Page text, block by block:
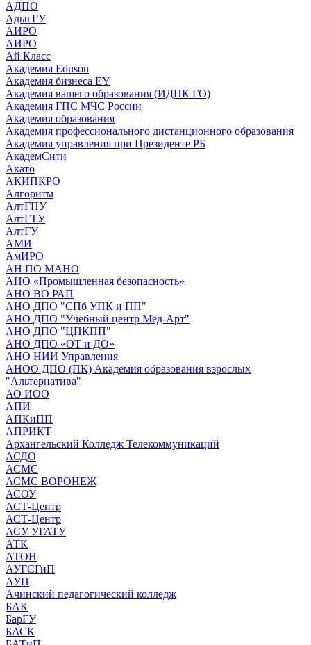
АДПО
АдыгГУ
АИРО
АИРО
Ай Класс
Академия Eduson
Академия бизнеса EY
Академия вашего образования (ИДПК ГО)
Академия ГПС МЧС России
Академия образования
Академия профессионального дистанционного образования
Академия управления при Президенте РБ
АкадемСити
Акато
АКИПКРО
Алгоритм
АлтГПУ
АлтГТУ
АлтГУ
АМИ
АмИРО
АН ПО МАНО
АНО «Промышленная безопасность»
АНО ВО РАП
АНО ДПО "СПб УПК и ПП"
АНО ДПО "Учебный центр Мед-Арт"
АНО ДПО "ЦПКПП"
АНО ДПО «ОТ и ДО»
АНО НИИ Управления
АНОО ДПО (ПК) Академия образования взрослых
"Альтернатива"
АО ИОО
АПИ
АПКиПП
АПРИКТ
Архангельский Колледж Телекоммуникаций
АСДО
АСМС
АСМС ВОРОНЕЖ
АСОУ
АСТ-Центр
АСТ-Центр
АСУ УГАТУ
АТК
АТОН
АУГСГиП
АУП
Ачинский педагогический колледж
БАК
БарГУ
БАСК